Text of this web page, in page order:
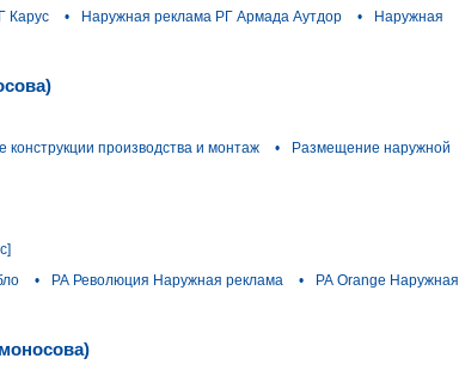
Карус • Наружная реклама РГ Армада Аутдор •
Наружная
конструкции производства и монтаж •
Размещение наружной
• РА Революция Наружная реклама •
РА Orange Наружная